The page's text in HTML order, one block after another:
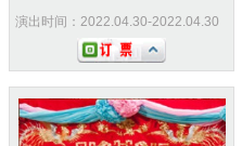
演出时间：2022.04.30-2022.04.30